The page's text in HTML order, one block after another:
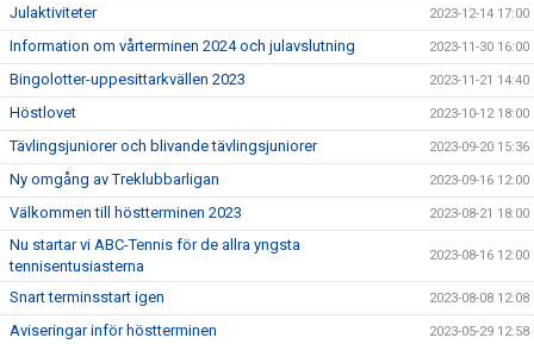
Julaktiviteter 2023-12-14 17:00
Information om vårterminen 2024 och julavslutning 2023-11-30 16:00
Bingolotter-uppesittarkvällen 2023 2023-11-21 14:40
Höstlovet 2023-10-12 18:00
Tävlingsjuniorer och blivande tävlingsjuniorer 2023-09-20 15:36
Ny omgång av Treklubbarligan 2023-09-16 12:00
Välkommen till höstterminen 2023 2023-08-21 18:00
Nu startar vi ABC-Tennis för de allra yngsta
tennisentusiasterna
2023-08-16 12:00
Snart terminsstart igen 2023-08-08 12:08
Aviseringar inför höstterminen 2023-05-29 12:58